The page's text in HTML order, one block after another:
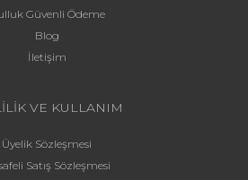
Güvenli Ödeme
Blog
İletişim
VE KULLANIM
Üyelik Sözleşmesi
Satış Sözleşmesi